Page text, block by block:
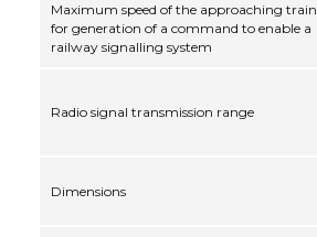
Maximum speed of the approaching train
for generation of a command to enable a
railway signalling system
Radio signal transmission range
Dimensions